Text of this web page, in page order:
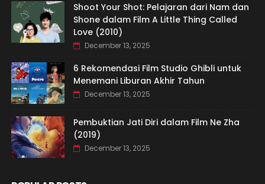
Shoot Your Shot: Pelajaran dari Nam dan
Shone dalam Film A Little Thing Called
Love (2010)
December 13, 2025
6 Rekomendasi Film Studio Ghibli untuk
Menemani Liburan Akhir Tahun
December 13, 2025
Pembuktian Jati Diri dalam Film Ne Zha
(2019)
December 13, 2025